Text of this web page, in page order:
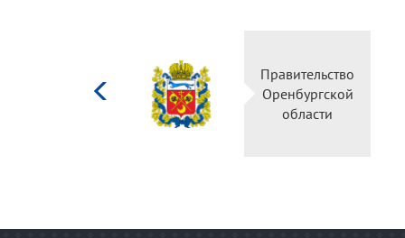
Министерство
культуры
Российской
федерации